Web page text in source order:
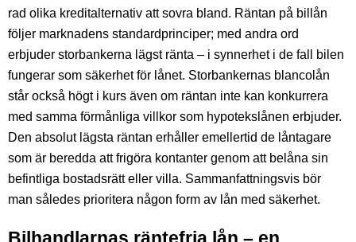
rad olika kreditalternativ att sovra bland. Räntan på billån
följer marknadens standardprinciper; med andra ord
erbjuder storbankerna lägst ränta – i synnerhet i de fall bilen
fungerar som säkerhet för lånet. Storbankernas blancolån
står också högt i kurs även om räntan inte kan konkurrera
med samma förmånliga villkor som hypotekslånen erbjuder.
Den absolut lägsta räntan erhåller emellertid de låntagare
som är beredda att frigöra kontanter genom att belåna sin
befintliga bostadsrätt eller villa. Sammanfattningsvis bör
man således prioritera någon form av lån med säkerhet.